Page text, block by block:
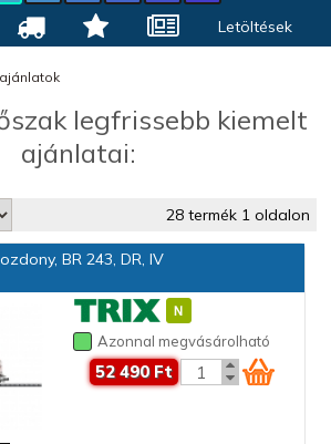
Letöltések
legfrissebb kiemelt
ajánlatai:
28 termék 1 oldalon
BR 243, DR, IV
Azonnal megvásárolható
52 490 Ft